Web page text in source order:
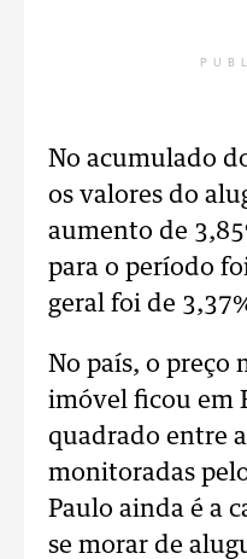
No acumulado
os valores do
aumento de
para o período
geral foi de
No país, o preço
imóvel ficou em
quadrado entre
monitoradas
Paulo ainda é a
se morar de